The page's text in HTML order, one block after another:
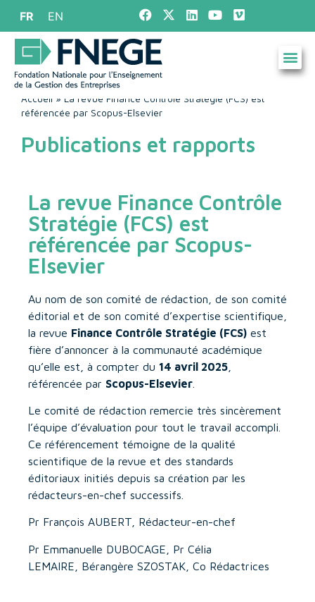
FR EN
Accueil » La revue Finance Contrôle Stratégie (FCS) est
référencée par Scopus-Elsevier
Publications et rapports
La revue Finance Contrôle
Stratégie (FCS) est
référencée par Scopus-
Elsevier
Au nom de son comité de rédaction, de son comité
éditorial et de son comité d’expertise scientifique,
la revue Finance Contrôle Stratégie (FCS) est
fière d’annoncer à la communauté académique
qu’elle est, à compter du 14 avril 2025
référencée par Scopus-Elsevier
Le comité de rédaction remercie très sincèrement
l’équipe d’évaluation pour tout le travail accompli.
Ce référencement témoigne de la qualité
scientifique de la revue et des standards
éditoriaux initiés depuis sa création par les
rédacteurs-en-chef successifs.
Pr François AUBERT, Rédacteur-en-chef
Pr Emmanuelle DUBOCAGE, Pr Célia
LEMAIRE, Bérangère SZOSTAK, Co Rédactrices